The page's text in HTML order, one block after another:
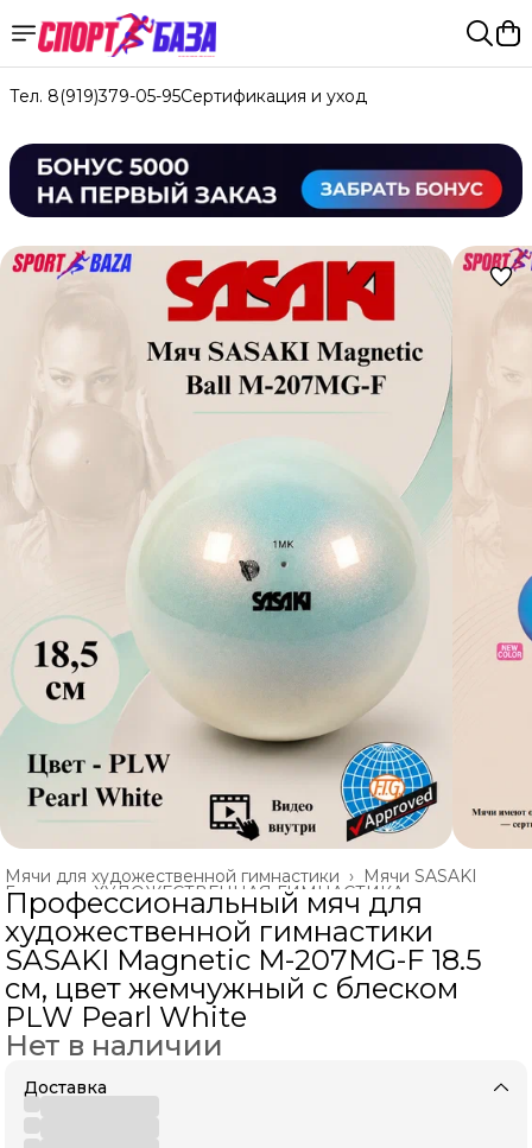
Тел. 8(919)379-05-95Сертификация и уход
Мячи SASAKI
Мячи для художественной гимнастики ›
ХУДОЖЕСТВЕННАЯ ГИМНАСТИКА ›
Главная ›
Профессиональный мяч для
художественной гимнастики
SASAKI Magnetic M-207MG-F 18.5
см, цвет жемчужный с блеском
PLW Pearl White
Нет в наличии
Доставка